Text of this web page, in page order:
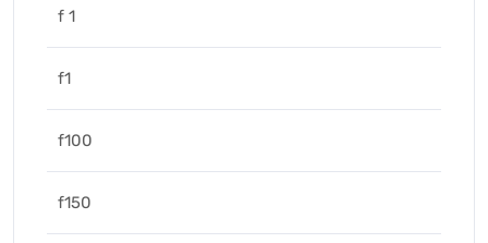
f 1
f1
f100
f150